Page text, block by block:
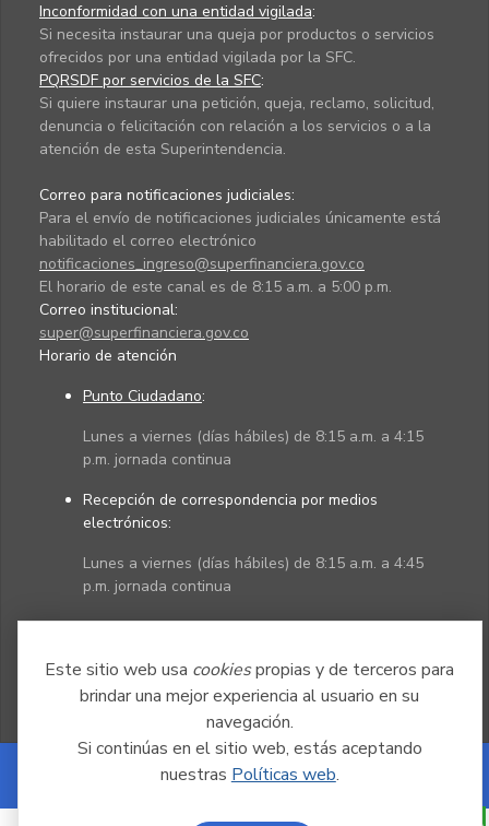
Este sitio web usa cookiespropias y de terceros para
brindar una mejor experiencia al usuario en su
navegación.
Si continúas en el sitio web, estás aceptando
nuestras Políticas web.
Inconformidad con una entidad vigilada:
Si necesita instaurar una queja por productos o servicios
ofrecidos por una entidad vigilada por la SFC.
PQRSDF por servicios de la SFC:
Si quiere instaurar una petición, queja, reclamo, solicitud,
denuncia o felicitación con relación a los servicios o a la
atención de esta Superintendencia.
Correo para notificaciones judiciales:
Para el envío de notificaciones judiciales únicamente está
habilitado el correo electrónico
notificaciones_ingreso@superfinanciera.gov.co
El horario de este canal es de 8:15 a.m. a 5:00 p.m.
Correo institucional:
super@superfinanciera.gov.co
Horario de atención
Punto Ciudadano:
Lunes a viernes (días hábiles) de 8:15 a.m. a 4:15
p.m. jornada continua
Recepción de correspondencia por medios
electrónicos:
Lunes a viernes (días hábiles) de 8:15 a.m. a 4:45
p.m. jornada continua
Powered by Nexura